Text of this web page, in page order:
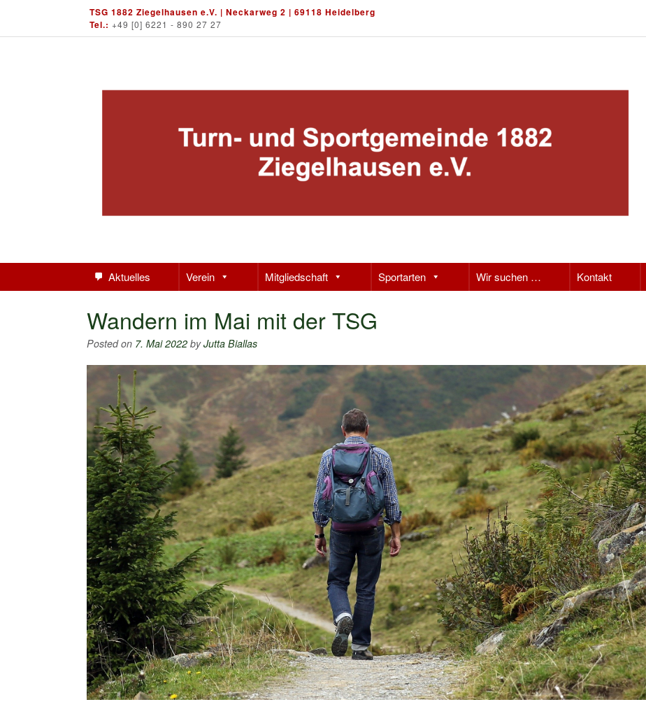
content
TSG 1882 Ziegelhausen e.V. | Neckarweg 2 | 69118 Heidelberg
Tel.: +49 [0] 6221 - 890 27 27
Aktuelles Verein Mitgliedschaft Sportarten Wir suchen … Kontakt
Wandern im Mai mit der TSG
Posted on 7. Mai 2022 byJutta Biallas